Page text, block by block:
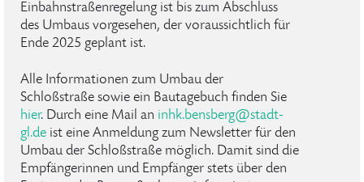
Einbahnstraßenregelung ist bis zum Abschluss
des Umbaus vorgesehen, der voraussichtlich für
Ende 2025 geplant ist.
Alle Informationen zum Umbau der
Schloßstraße sowie ein Bautagebuch finden Sie
hier. Durch eine Mail an inhk.bensberg@stadt-
gl.de ist eine Anmeldung zum Newsletter für den
Umbau der Schloßstraße möglich. Damit sind die
Empfängerinnen und Empfänger stets über den